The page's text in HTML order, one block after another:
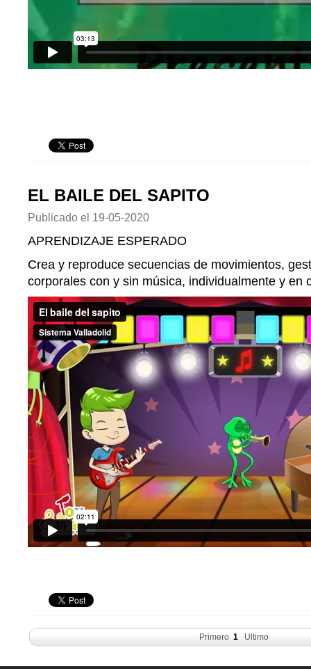
EL BAILE DEL SAPITO
Publicado el 19-05-2020
APRENDIZAJE ESPERADO
Crea y reproduce secuencias de movimientos,
corporales con y sin música, individualmente y en
Primero 1 Ultimo